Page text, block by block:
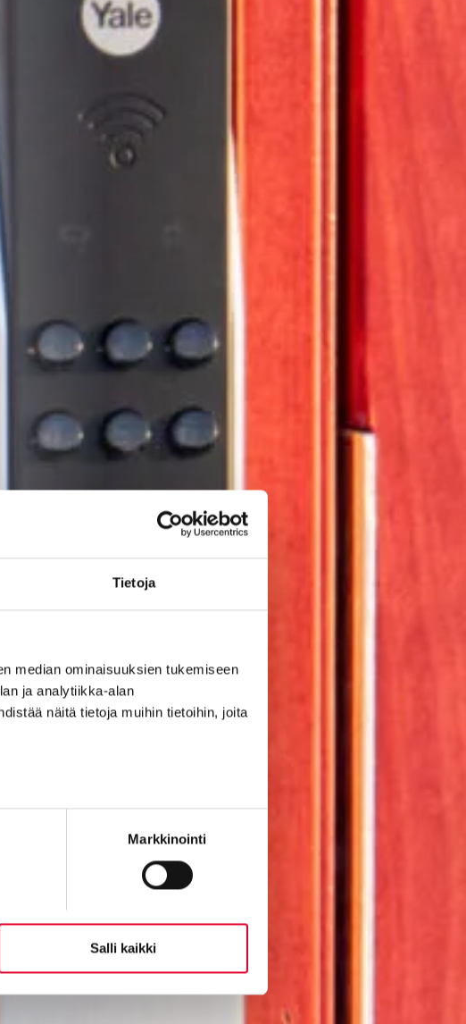
Tietoja
median ominaisuuksien tukemiseen
ja analytiikka-alan
näitä tietoja muihin tietoihin, joita
Markkinointi
Salli kaikki